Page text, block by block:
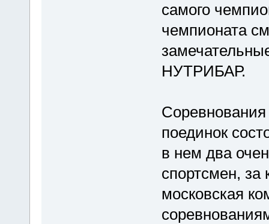
самого
чемпионата
НУТРИБАР.
поединок
в нем два
спортсмен, за
московская